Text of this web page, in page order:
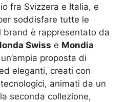
fra Svizzera e Italia, e
soddisfare tutte le
brand è rappresentato da
Swiss e Mondia
proposta di
eleganti, creati con
animati da un
seconda collezione,